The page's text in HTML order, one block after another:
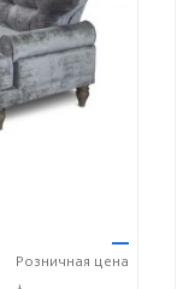
—
Розничная цена